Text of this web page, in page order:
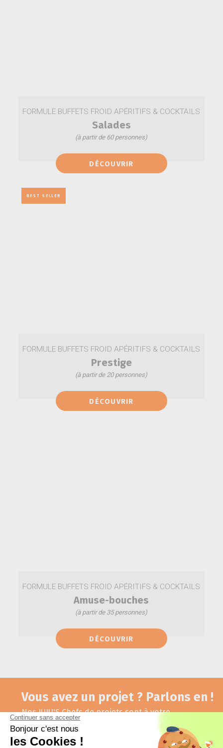
FORMULE BUFFETS FROID APÉRITIFS & COCKTAILS
Salades
(à partir de 60 personnes)
Salade de lentilles à la saucisse de Montbéliard fumée
Taboulé de boulgour aux petits légumes
Salade de l'altiplano aux quinoas
DÉCOUVRIR
BEST SELLER
FORMULE BUFFETS FROID APÉRITIFS & COCKTAILS
Prestige
(à partir de 20 personnes)
Macarons salés saveur truffe blanche noisette
Mini carolines au foie gras
Plateau cocktail saumon
DÉCOUVRIR
FORMULE BUFFETS FROID APÉRITIFS & COCKTAILS
Amuse-bouches
(à partir de 35 personnes)
Mini wraps
Mini canelés salés
Mignardises et biscuits
DÉCOUVRIR
Vous avez un projet ? Parlons en !
Nos JUJU'S Chefs de projets sont à votre
disposition pour en discuter et répondre à vos
questions.